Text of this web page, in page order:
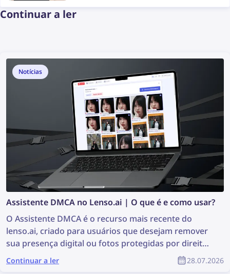
Continuar a ler
Notícias
Assistente DMCA no Lenso.ai | O que é e como usar?
O Assistente DMCA é o recurso mais recente do
lenso.ai, criado para usuários que desejam remover
sua presença digital ou fotos protegidas por direitos
autorais de forma mais fácil e rápida. A ferramenta
gera e-mails prontos para copiar e colar, que podem
Continuar a ler 28.07.2026